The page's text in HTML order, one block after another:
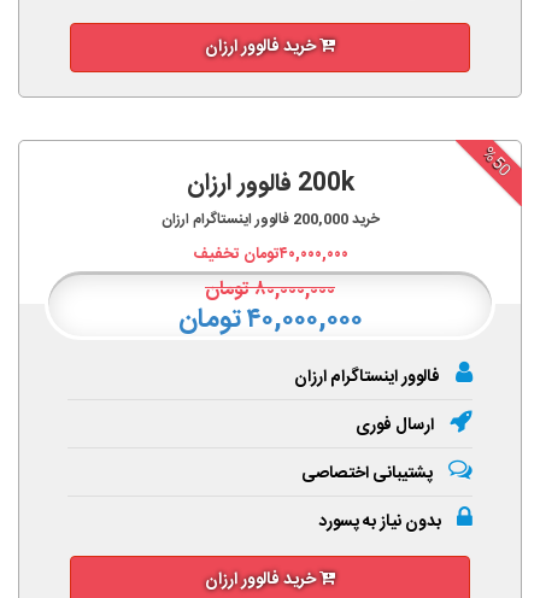
خرید فالوور ارزان
%50
200k فالوور ارزان
خرید200,000 فالوور اینستاگرام ارزان
۴۰,۰۰۰,۰۰۰تومان تخفیف
۸۰,۰۰۰,۰۰۰تومان
۴۰,۰۰۰,۰۰۰ تومان
فالوور اینستاگرام ارزان
ارسال فوری
پشتیبانی اختصاصی
بدون نیاز به پسورد
خرید فالوور ارزان